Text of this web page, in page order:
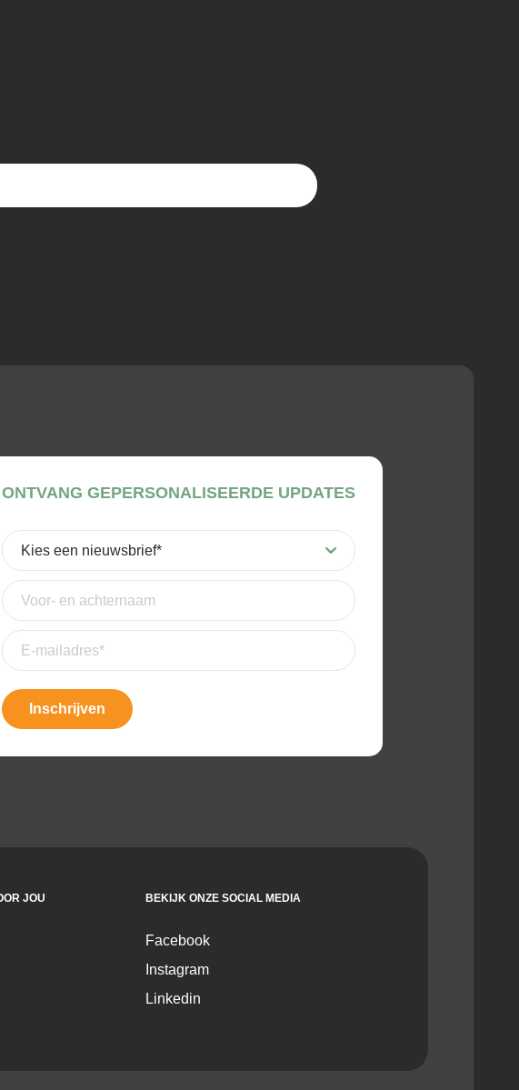
ONTVANG GEPERSONALISEERDE UPDATES
Kies
een
nieuwsbrief(Vereist)
Voor-
en
achternaam
E-
mailadres(Vereist)
Inschrijven
JOU BEKIJK ONZE SOCIAL MEDIA
Facebook
Instagram
Linkedin